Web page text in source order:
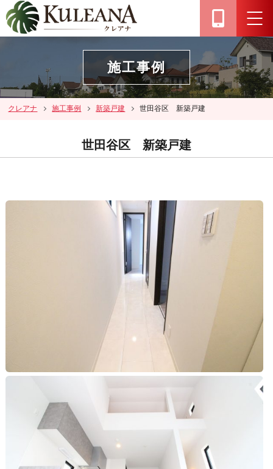
施工事例
クレアナ 施工事例 新築戸建 世田谷区 新築戸建
世田谷区 新築戸建